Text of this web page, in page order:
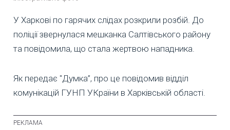
У Харкові по гарячих слідах розкрили розбій. До
поліції звернулася мешканка Салтівського району
та повідомила, що стала жертвою нападника.
Як передає "Думка”, про це повідомив відділ
комунікацій ГУНП УКраїни в Харківській області.